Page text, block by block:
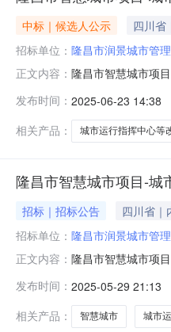
中标｜候选人公示 四川省
招标单位： 隆昌市润景城市管
正文内容： 隆昌市智慧城市项
项目业主联系电话
开标地点
发布时间： 2025-06-23 14:38
相关产品：
城市运行指挥中心等
隆昌市智慧城市项目-城
招标｜招标公告 四川省｜
招标单位： 隆昌市润景城市管
正文内容： 隆昌市智慧城市项
【2022】1号（批
100%，招标人为隆
发布时间： 2025-05-29 21:13
相关产品：
智慧城市 城市